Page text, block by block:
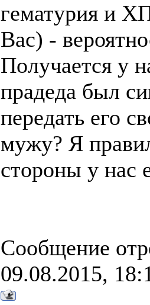
гематурия и
Вас) -
Получается у
прадеда был
передать его
мужу? Я
стороны у нас
Сообщение
09.08.2015,